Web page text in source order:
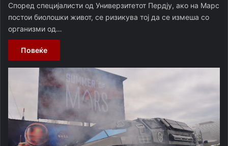
Според специјалисти од Универзитетот Пердју, ако на Марс
постои биолошки живот, се ризикува тој да се измеша со
организми од…
Повеќе